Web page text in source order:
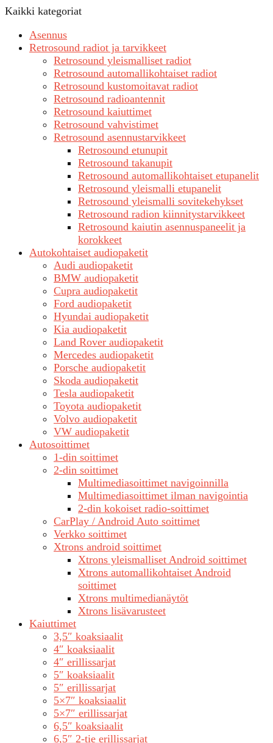
Kaikki kategoriat
Asennus
Retrosound radiot ja tarvikkeet
Retrosound yleismalliset radiot
Retrosound automallikohtaiset radiot
Retrosound kustomoitavat radiot
Retrosound radioantennit
Retrosound kaiuttimet
Retrosound vahvistimet
Retrosound asennustarvikkeet
Retrosound etunupit
Retrosound takanupit
Retrosound automallikohtaiset etupanelit
Retrosound yleismalli etupanelit
Retrosound yleismalli sovitekehykset
Retrosound radion kiinnitystarvikkeet
Retrosound kaiutin asennuspaneelit ja
korokkeet
Autokohtaiset audiopaketit
Audi audiopaketit
BMW audiopaketit
Cupra audiopaketit
Ford audiopaketit
Hyundai audiopaketit
Kia audiopaketit
Land Rover audiopaketit
Mercedes audiopaketit
Porsche audiopaketit
Skoda audiopaketit
Tesla audiopaketit
Toyota audiopaketit
Volvo audiopaketit
VW audiopaketit
Autosoittimet
1-din soittimet
2-din soittimet
Multimediasoittimet navigoinnilla
Multimediasoittimet ilman navigointia
2-din kokoiset radio-soittimet
CarPlay / Android Auto soittimet
Verkko soittimet
Xtrons android soittimet
Xtrons yleismalliset Android soittimet
Xtrons automallikohtaiset Android
soittimet
Xtrons multimedianäytöt
Xtrons lisävarusteet
Kaiuttimet
3,5″ koaksiaalit
4″ koaksiaalit
4″ erillissarjat
5″ koaksiaalit
5″ erillissarjat
5×7″ koaksiaalit
5×7″ erillissarjat
6,5″ koaksiaalit
6,5″ 2-tie erillissarjat